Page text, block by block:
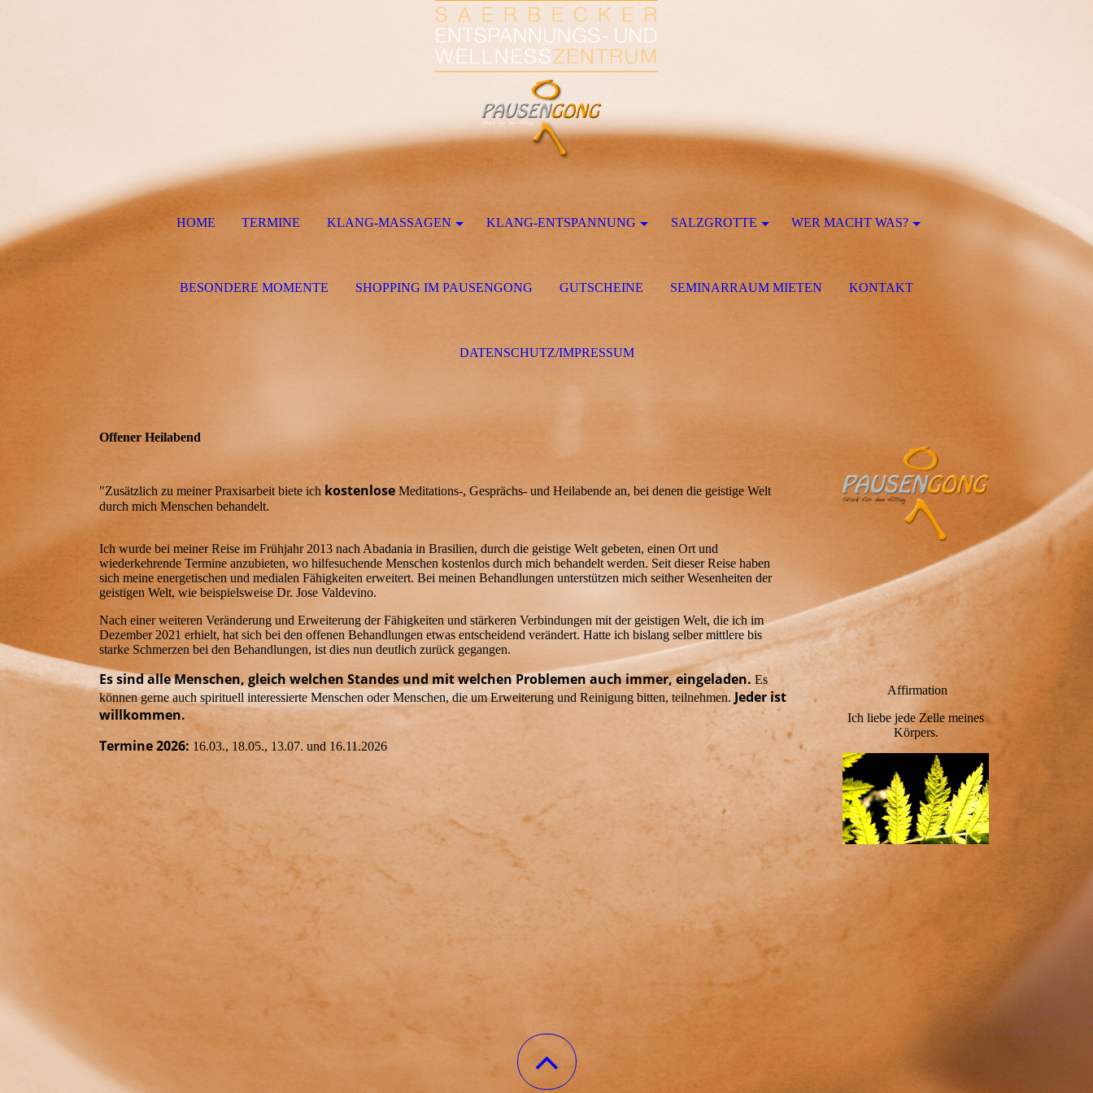
HOME TERMINE KLANG-MASSAGEN KLANG-ENTSPANNUNG SALZGROTTE WER MACHT WAS?
BESONDERE MOMENTE SHOPPING IM PAUSENGONG GUTSCHEINE SEMINARRAUM MIETEN KONTAKT
DATENSCHUTZ/IMPRESSUM
Offener Heilabend
"Zusätzlich zu meiner Praxisarbeit biete ich kostenlose Meditations-, Gesprächs- und Heilabende an, bei denen die geistige Welt
durch mich Menschen behandelt.
Ich wurde bei meiner Reise im Frühjahr 2013 nach Abadania in Brasilien, durch die geistige Welt gebeten, einen Ort und
wiederkehrende Termine anzubieten, wo hilfesuchende Menschen kostenlos durch mich behandelt werden. Seit dieser Reise haben
sich meine energetischen und medialen Fähigkeiten erweitert. Bei meinen Behandlungen unterstützen mich seither Wesenheiten der
geistigen Welt, wie beispielsweise Dr. Jose Valdevino.
Nach einer weiteren Veränderung und Erweiterung der Fähigkeiten und stärkeren Verbindungen mit der geistigen Welt, die ich im
Dezember 2021 erhielt, hat sich bei den offenen Behandlungen etwas entscheidend verändert. Hatte ich bislang selber mittlere bis
starke Schmerzen bei den Behandlungen, ist dies nun deutlich zurück gegangen.
Es sind alle Menschen, gleich welchen Standes und mit welchen Problemen auch immer, eingeladen. Es
können gerne auch spirituell interessierte Menschen oder Menschen, die um Erweiterung und Reinigung bitten, teilnehmen. Jeder ist
willkommen.
Termine 2026: 16.03., 18.05., 13.07. und 16.11.2026
Affirmation
Ich liebe jede Zelle meines
Körpers.